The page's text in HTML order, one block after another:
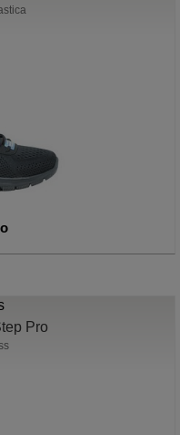
Pro